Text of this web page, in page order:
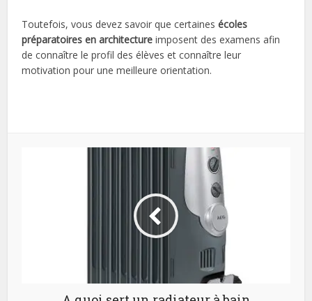
Toutefois, vous devez savoir que certainesécoles
préparatoires en architecture imposent des examens afin
de connaître le profil des élèves et connaître leur
motivation pour une meilleure orientation.